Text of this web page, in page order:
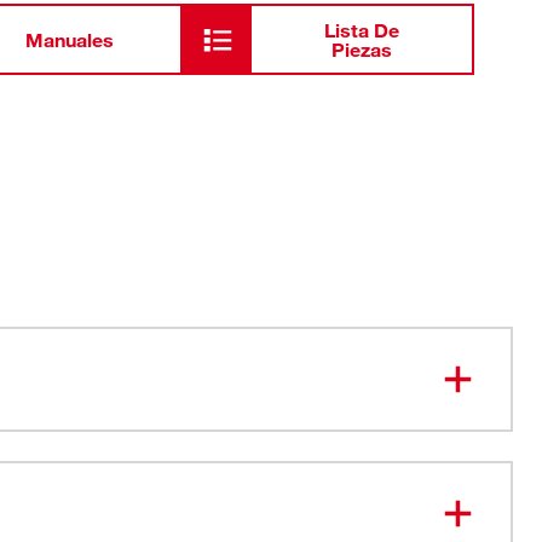
Manuales
Lista De
Piezas